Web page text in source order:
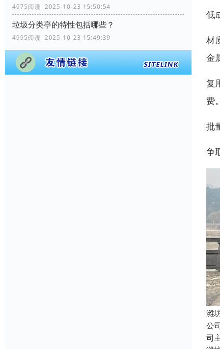
4975阅读 2025-10-23 15:50:54
垃圾分类亭的特性包括哪些？
4995阅读 2025-10-23 15:49:39
低
材
金
复
费
批
争
潍
公
司